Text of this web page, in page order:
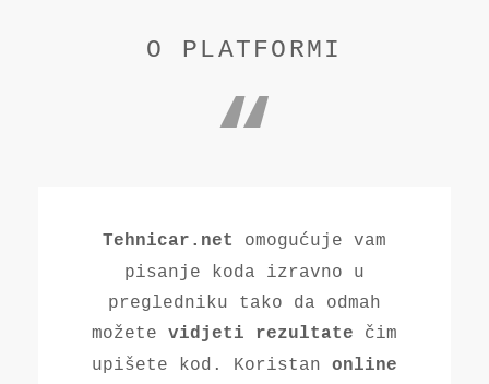
O PLATFORMI
Tehnicar.net omogućuje vam
pisanje koda izravno u
pregledniku tako da odmah
možete vidjeti rezultate čim
upišete kod. Koristan online